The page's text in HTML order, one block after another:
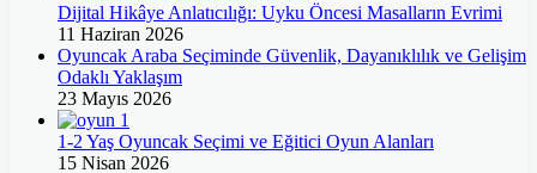
Dijital Hikâye Anlatıcılığı: Uyku Öncesi Masalların Evrimi
11 Haziran 2026
Oyuncak Araba Seçiminde Güvenlik, Dayanıklılık ve Gelişim
Odaklı Yaklaşım
23 Mayıs 2026
1-2 Yaş Oyuncak Seçimi ve Eğitici Oyun Alanları
15 Nisan 2026